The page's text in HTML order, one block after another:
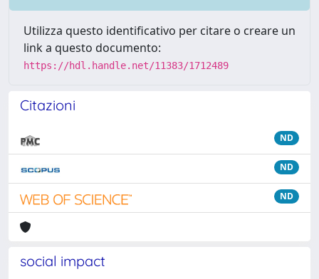
Utilizza questo identificativo per citare o creare un
link a questo documento:
https://hdl.handle.net/11383/1712489
Citazioni
ND
ND
ND
social impact